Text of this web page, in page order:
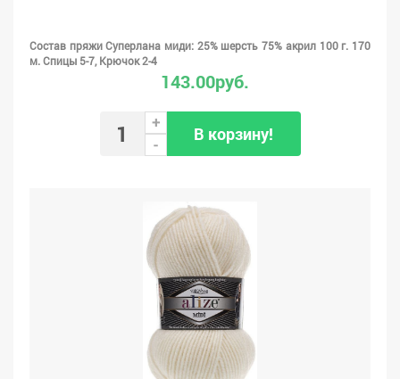
Состав пряжи Суперлана миди: 25% шерсть 75% акрил 100 г. 170
м. Спицы 5-7, Крючок 2-4
143.00руб.
+
-
В корзину!